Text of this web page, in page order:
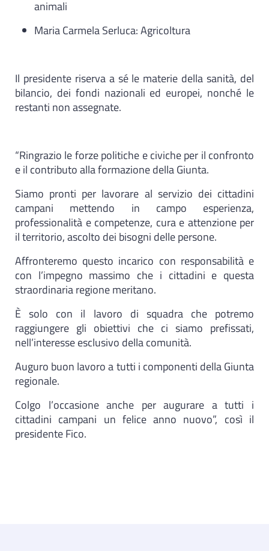
animali
Maria Carmela Serluca: Agricoltura
Il presidente riserva a sé le materie della sanità, del
bilancio, dei fondi nazionali ed europei, nonché le
restanti non assegnate.
“Ringrazio le forze politiche e civiche per il confronto
e il contributo alla formazione della Giunta.
Siamo pronti per lavorare al servizio dei cittadini
campani mettendo in campo esperienza,
professionalità e competenze, cura e attenzione per
il territorio, ascolto dei bisogni delle persone.
Affronteremo questo incarico con responsabilità e
con l’impegno massimo che i cittadini e questa
straordinaria regione meritano.
È solo con il lavoro di squadra che potremo
raggiungere gli obiettivi che ci siamo prefissati,
nell’interesse esclusivo della comunità.
Auguro buon lavoro a tutti i componenti della Giunta
regionale.
Colgo l’occasione anche per augurare a tutti i
cittadini campani un felice anno nuovo”, così il
presidente Fico.